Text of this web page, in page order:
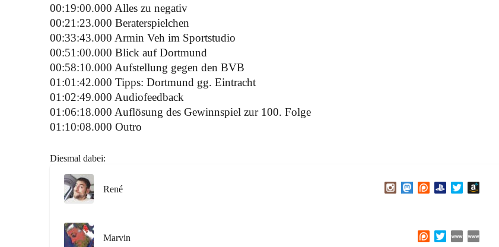
00:19:00.000 Alles zu negativ
00:21:23.000 Beraterspielchen
00:33:43.000 Armin Veh im Sportstudio
00:51:00.000 Blick auf Dortmund
00:58:10.000 Aufstellung gegen den BVB
01:01:42.000 Tipps: Dortmund gg. Eintracht
01:02:49.000 Audiofeedback
01:06:18.000 Auflösung des Gewinnspiel zur 100. Folge
01:10:08.000 Outro
Diesmal dabei:
René
Marvin